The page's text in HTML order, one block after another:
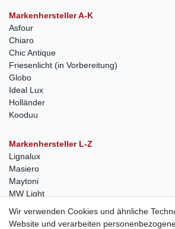
Markenhersteller A-K
Asfour
Chiaro
Chic Antique
Friesenlicht (in Vorbereitung)
Globo
Ideal Lux
Holländer
Kooduu
Markenhersteller L-Z
Lignalux
Masiero
Maytoni
MW Light
Wir verwenden Cookies und ähnliche
Website und verarbeiten